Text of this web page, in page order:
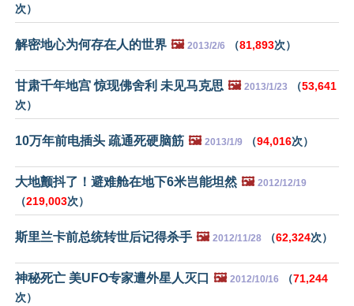
次）
解密地心为何存在人的世界 🖼️ 2013/2/6 （81,893次）
甘肃千年地宫 惊现佛舍利 未见马克思 🖼️ 2013/1/23 （53,641
次）
10万年前电插头 疏通死硬脑筋 🖼️ 2013/1/9 （94,016次）
大地颤抖了！避难舱在地下6米岂能坦然 🖼️ 2012/12/19
（219,003次）
斯里兰卡前总统转世后记得杀手 🖼️ 2012/11/28 （62,324次）
神秘死亡 美UFO专家遭外星人灭口 🖼️ 2012/10/16 （71,244
次）